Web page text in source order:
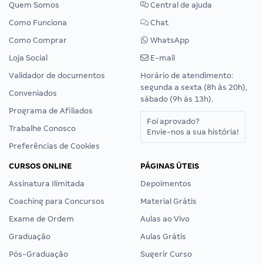
Quem Somos
Como Funciona
Como Comprar
Loja Social
Validador de documentos
Conveniados
Programa de Afiliados
Trabalhe Conosco
Preferências de Cookies
Central de ajuda
Chat
WhatsApp
E-mail
Horário de atendimento:
segunda a sexta (8h às 20h),
sábado (9h às 13h).
Foi aprovado?
Envie-nos a sua história!
CURSOS ONLINE
Assinatura Ilimitada
Coaching para Concursos
Exame de Ordem
Graduação
Pós-Graduação
PÁGINAS ÚTEIS
Depoimentos
Material Grátis
Aulas ao Vivo
Aulas Grátis
Sugerir Curso